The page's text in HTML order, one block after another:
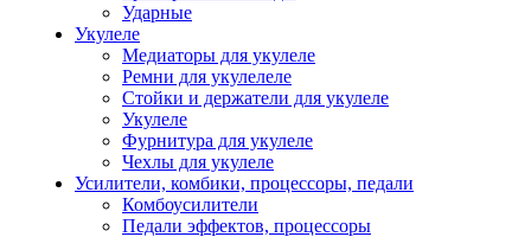
Ударные
Укулеле
Медиаторы для укулеле
Ремни для укулелеле
Стойки и держатели для укулеле
Укулеле
Фурнитура для укулеле
Чехлы для укулеле
Усилители, комбики, процессоры, педали
Комбоусилители
Педали эффектов, процессоры